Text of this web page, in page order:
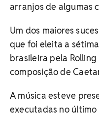
arranjos de algumas
Um dos maiores
que foi eleita a
brasileira pela Rolling
composição de
A música esteve
executadas no último